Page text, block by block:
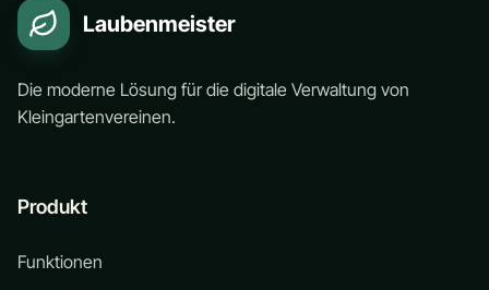
Laubenmeister
Die moderne Lösung für die digitale Verwaltung von
Kleingartenvereinen.
Produkt
Funktionen